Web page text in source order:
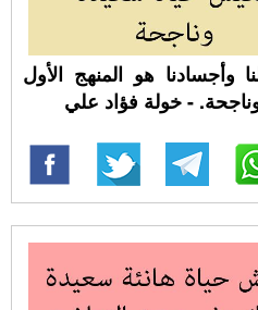
وأجسادنا هو المنهج الأول
- خولة فؤاد علي